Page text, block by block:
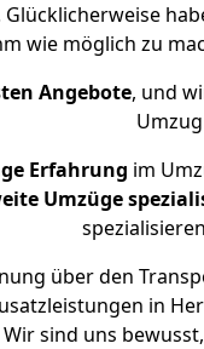
wie möglich zu
Angebote, und
Erfahrung im
Umzüge
über den
in
sind uns